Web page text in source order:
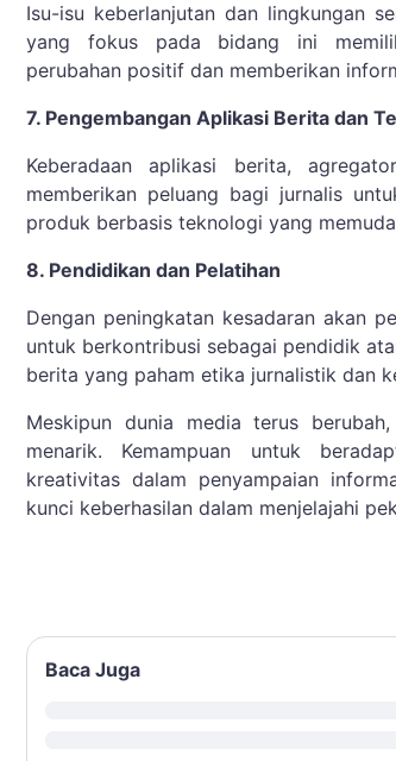
Isu-isu keberlanjutan dan lingkungan
yang fokus pada bidang ini
perubahan positif dan memberikan
7. Pengembangan Aplikasi Berita dan
Keberadaan aplikasi berita,
memberikan peluang bagi jurnalis
produk berbasis teknologi yang
8. Pendidikan dan Pelatihan
Dengan peningkatan kesadaran akan
untuk berkontribusi sebagai pendidik
berita yang paham etika jurnalistik dan
Meskipun dunia media terus berubah,
menarik. Kemampuan untuk
kreativitas dalam penyampaian
kunci keberhasilan dalam menjelajahi
Baca Juga